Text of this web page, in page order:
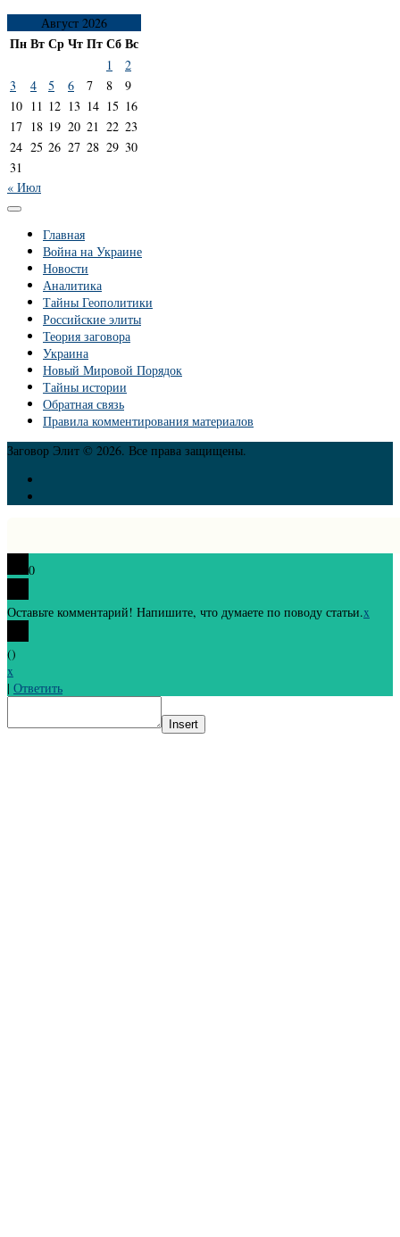
Август 2026
ПнВтСрЧтПтСбВс
1
2
3
4 5 6 7 8
9
10 11 12 13 14 15 16
17 18 19 20 21 22 23
24 25 26 27 28 29 30
31
« Июл
Главная
Война на Украине
Новости
Аналитика
Тайны Геополитики
Российские элиты
Теория заговора
Украина
Новый Мировой Порядок
Тайны истории
Обратная связь
Правила комментирования материалов
Заговор Элит © 2026. Все права защищены.
0
Оставьте комментарий! Напишите, что думаете по поводу статьи.x
()
x
| Ответить
Insert